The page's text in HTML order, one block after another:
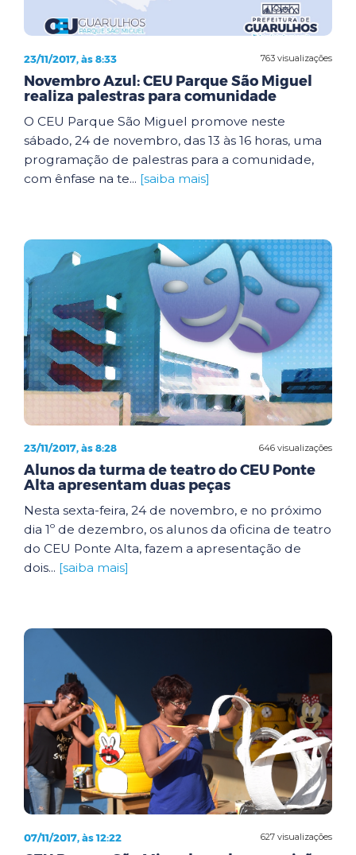
763 visualizações
23/11/2017, às 8:33
Novembro Azul: CEU Parque São Miguel
realiza palestras para comunidade
O CEU Parque São Miguel promove neste
sábado, 24 de novembro, das 13 às 16 horas, uma
programação de palestras para a comunidade,
com ênfase na te... [saiba mais]
646 visualizações
23/11/2017, às 8:28
Alunos da turma de teatro do CEU Ponte
Alta apresentam duas peças
Nesta sexta-feira, 24 de novembro, e no próximo
dia 1º de dezembro, os alunos da oficina de teatro
do CEU Ponte Alta, fazem a apresentação de
dois... [saiba mais]
627 visualizações
07/11/2017, às 12:22